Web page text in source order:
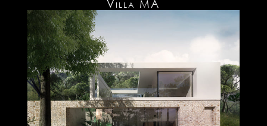
Villa MA